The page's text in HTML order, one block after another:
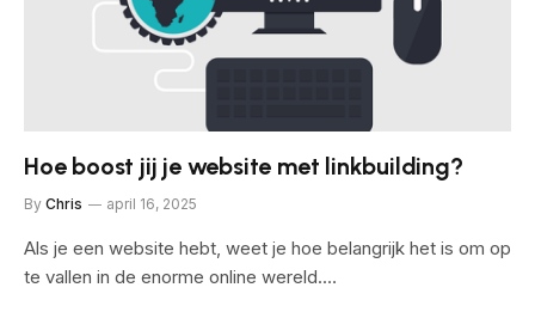
Hoe boost jij je website met linkbuilding?
By Chris april 16, 2025
Als je een website hebt, weet je hoe belangrijk het is om op
te vallen in de enorme online wereld.…